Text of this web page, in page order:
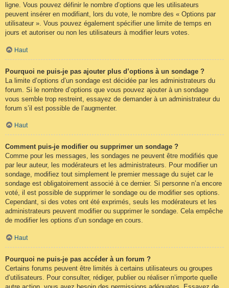
ligne. Vous pouvez définir le nombre d’options que les utilisateurs
peuvent insérer en modifiant, lors du vote, le nombre des « Options par
utilisateur ». Vous pouvez également spécifier une limite de temps en
jours et autoriser ou non les utilisateurs à modifier leurs votes.
Haut
Pourquoi ne puis-je pas ajouter plus d’options à un sondage ?
La limite d’options d’un sondage est décidée par les administrateurs du
forum. Si le nombre d’options que vous pouvez ajouter à un sondage
vous semble trop restreint, essayez de demander à un administrateur du
forum s’il est possible de l’augmenter.
Haut
Comment puis-je modifier ou supprimer un sondage ?
Comme pour les messages, les sondages ne peuvent être modifiés que
par leur auteur, les modérateurs et les administrateurs. Pour modifier un
sondage, modifiez tout simplement le premier message du sujet car le
sondage est obligatoirement associé à ce dernier. Si personne n’a encore
voté, il est possible de supprimer le sondage ou de modifier ses options.
Cependant, si des votes ont été exprimés, seuls les modérateurs et les
administrateurs peuvent modifier ou supprimer le sondage. Cela empêche
de modifier les options d’un sondage en cours.
Haut
Pourquoi ne puis-je pas accéder à un forum ?
Certains forums peuvent être limités à certains utilisateurs ou groupes
d’utilisateurs. Pour consulter, rédiger, publier ou réaliser n’importe quelle